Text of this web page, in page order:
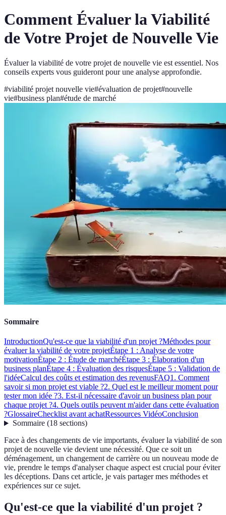
Comment Évaluer la Viabilité
de Votre Projet de Nouvelle Vie
Évaluer la viabilité de votre projet de nouvelle vie est essentiel. Nos
conseils experts vous guideront pour une analyse approfondie.
#viabilité projet nouvelle vie#évaluation de projet#nouvelle
vie#business plan#étude de marché
Sommaire
IntroductionQu'est-ce que la viabilité d'un projet ?Méthodes pour
évaluer la viabilité de votre projetÉtape 1 : Analyse de votre
motivationÉtape 2 : Étude de marchéÉtape 3 : Élaboration d'un
business planÉtape 4 : Évaluation des risquesÉtape 5 : Validation de
l'idéeCalcul des coûts et estimation des revenusFAQ1. Comment
savoir si mon projet est viable ?2. Quel est le meilleur moment pour
tester mon idée ?3. Est-il nécessaire d'avoir un business plan pour
chaque projet ?4. Quels outils peuvent m'aider dans cette évaluation
?GlossaireChecklist avant achatRessources VidéoConclusion
Sommaire(18 sections)
Face à des changements de vie importants, évaluer la viabilité de son
projet de nouvelle vie devient une nécessité. Que ce soit un
déménagement, un changement de carrière ou un nouveau mode de
vie, prendre le temps d'analyser chaque aspect est crucial pour éviter
les déceptions. Dans cet article, je vais partager mes méthodes et
expériences sur ce sujet.
Qu'est-ce que la viabilité d'un projet ?